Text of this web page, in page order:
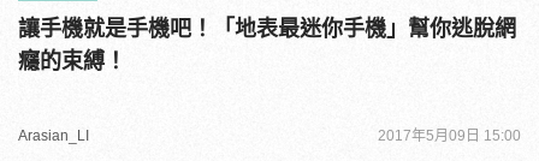
讓手機就是手機吧！「地表最迷你手機」幫你逃脫網
癮的束縛！
Arasian_LI 2017年5月09日 15:00